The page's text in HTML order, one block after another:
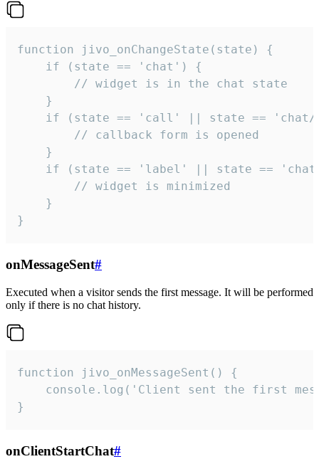
function jivo_onChangeState(state) {
    if (state == 'chat') {
        // widget is in the chat state
    }
if (state == 'call' || state ==
        // callback form is opened
    }
if (state == 'label' || state ==
        // widget is minimized
    }
}
onMessageSent#
Executed when a visitor sends the first message. It will be performed
only if there is no chat history.
function jivo_onMessageSent() {
console.log('Client sent the first
}
onClientStartChat#